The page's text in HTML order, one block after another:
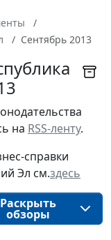
Сентябрь 2013
на RSS-ленту.
справки
Эл см.здесь
Раскрыть
обзоры